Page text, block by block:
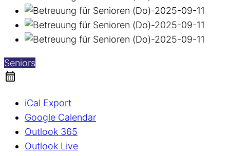
Seniors
iCal Export
Google Calendar
Outlook 365
Outlook Live